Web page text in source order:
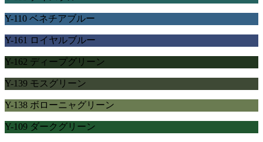
Y-110 ベネチアブルー
Y-161 ロイヤルブルー
Y-162 ディープグリーン
Y-139 モスグリーン
Y-138 ボローニャグリーン
Y-109 ダークグリーン